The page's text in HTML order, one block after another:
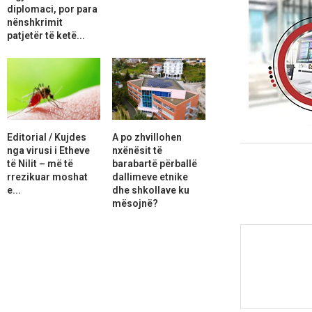
diplomaci, por para
nënshkrimit
patjetër të ketë...
Editorial / Kujdes
nga virusi i Etheve
të Nilit – më të
rrezikuar moshat
e...
A po zhvillohen
nxënësit të
barabartë përballë
dallimeve etnike
dhe shkollave ku
mësojnë?